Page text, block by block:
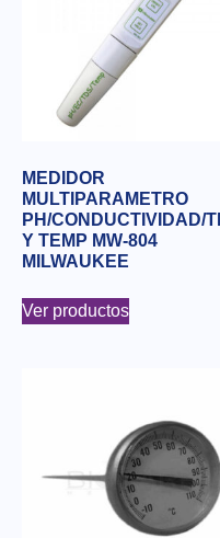
MEDIDOR
MULTIPARAMETRO
PH/CONDUCTIVIDAD/
Y TEMP MW-804
MILWAUKEE
Ver productos